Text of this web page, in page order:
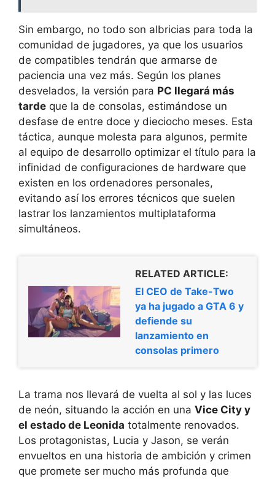
Sin embargo, no todo son albricias para toda la
comunidad de jugadores, ya que los usuarios
de compatibles tendrán que armarse de
paciencia una vez más. Según los planes
desvelados, la versión para PC llegará más
tarde que la de consolas, estimándose un
desfase de entre doce y dieciocho meses. Esta
táctica, aunque molesta para algunos, permite
al equipo de desarrollo optimizar el título para la
infinidad de configuraciones de hardware que
existen en los ordenadores personales,
evitando así los errores técnicos que suelen
lastrar los lanzamientos multiplataforma
simultáneos.
RELATED ARTICLE:
El CEO de Take-Two
ya ha jugado a GTA 6 y
defiende su
lanzamiento en
consolas primero
La trama nos llevará de vuelta al sol y las luces
de neón, situando la acción en una Vice City y
el estado de Leonida totalmente renovados.
Los protagonistas, Lucia y Jason, se verán
envueltos en una historia de ambición y crimen
que promete ser mucho más profunda que